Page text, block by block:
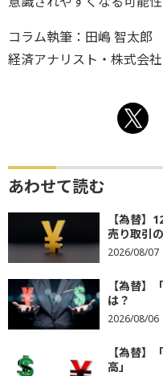
コラム執筆：田嶋 智太郎
経済アナリスト・株式会
あわせて読む
【為替】
売り取引
2026/08/07
【為替】
は？
2026/08/06
【為替】
高」